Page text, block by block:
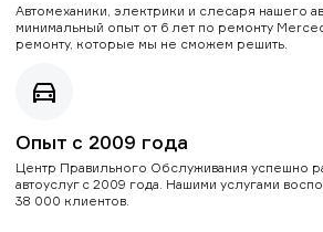
Автомеханики, электрики и слесаря нашего
минимальный опыт от 6 лет по ремонту
ремонту, которые мы не сможем решить.
Опыт с 2009 года
Центр Правильного Обслуживания успешно
автоуслуг с 2009 года. Нашими услугами
38 000 клиентов.